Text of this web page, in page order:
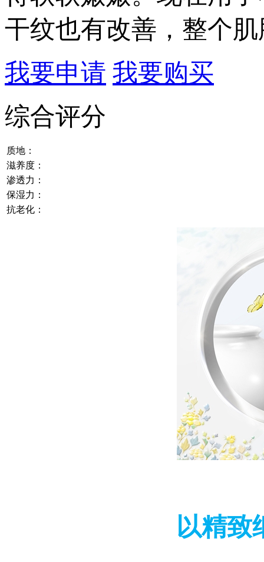
干纹也有改善，整个
我要申请 我要购买
综合评分
质地：
滋养度：
渗透力：
保湿力：
抗老化：
以精致